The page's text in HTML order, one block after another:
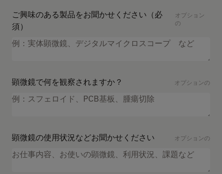
ご興味のある製品をお聞かせください（必
須）
オプション
の
顕微鏡で何を観察されますか？ オプションの
顕微鏡の使用状況などお聞かせください オプションの